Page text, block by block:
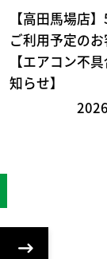
【高田馬場店
ご利用予定の
【エアコン不
知らせ】